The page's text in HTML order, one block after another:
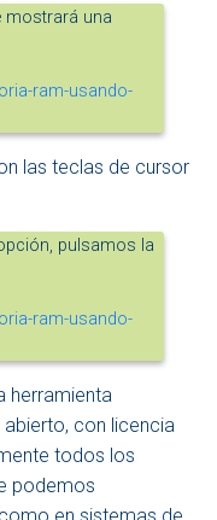
mostrará una
las teclas de cursor
pulsamos la
herramienta
con licencia
todos los
podemos